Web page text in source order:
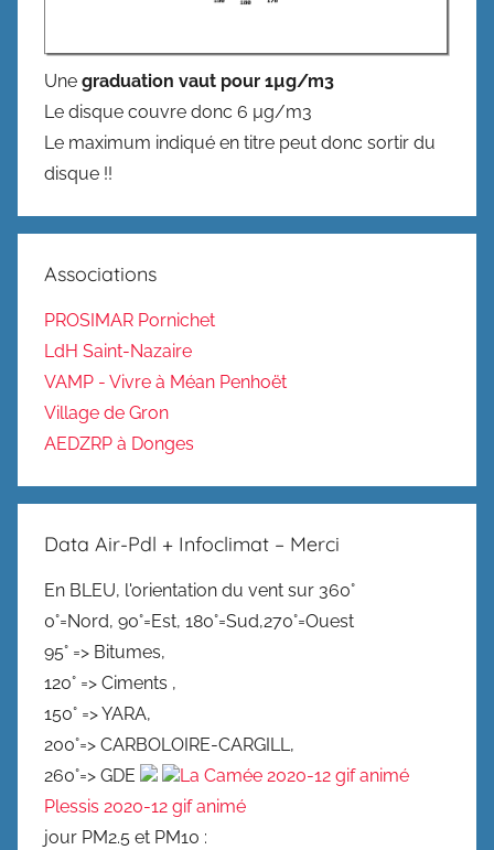
Une graduation vaut pour 1µg/m3
Le disque couvre donc 6 µg/m3
Le maximum indiqué en titre peut donc sortir du
disque !!
Associations
PROSIMAR Pornichet
LdH Saint-Nazaire
VAMP - Vivre à Méan Penhoët
Village de Gron
AEDZRP à Donges
Data Air-Pdl + Infoclimat – Merci
En BLEU, l'orientation du vent sur 360°
0°=Nord, 90°=Est, 180°=Sud,270°=Ouest
95° => Bitumes,
120° => Ciments ,
150° => YARA,
200°=> CARBOLOIRE-CARGILL,
260°=> GDE
La Camée 2020-12 gif animé
Plessis 2020-12 gif animé
jour PM2.5 et PM10 :